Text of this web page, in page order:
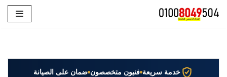
خدمة سريعة فنيون متخصصون ضمان على الصيانة